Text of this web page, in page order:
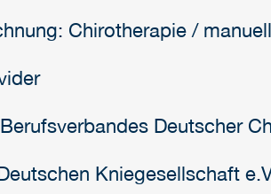
Chirotherapie /
Deutscher
Kniegesellschaft